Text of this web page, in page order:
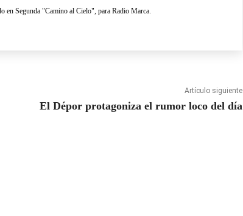
en Segunda "Camino al Cielo", para Radio Marca.
Artículo siguiente
El Dépor protagoniza el rumor loco del día